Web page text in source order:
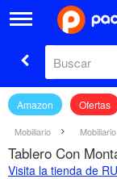
Amazon Ofertas
Mobiliario
Tablero Con
Visita la tienda de